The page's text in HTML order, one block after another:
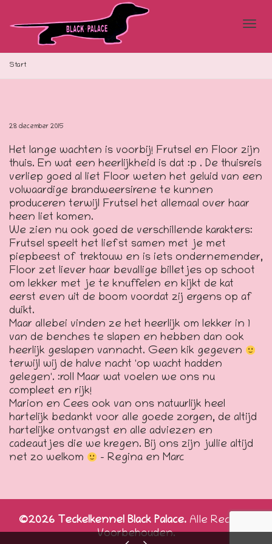
de
Start
28 december 2015
Het lange wachten is voorbij! Frutsel en Floor zijn
thuis. En wat een heerlijkheid is dat :p . De thuisreis
verliep goed al liet Floor weten het geluid van een
volwaardige brandweersirene te kunnen
produceren terwijl Frutsel het allemaal over haar
heen liet komen.
We zien nu ook goed de verschillende karakters:
Frutsel speelt het liefst samen met je met
piepbeest of trektouw en is iets ondernemender,
Floor zet liever haar bevallige billetjes op schoot
om lekker met je te knuffelen en kijkt de kat
eerst even uit de boom voordat zij ergens op af
duikt.
Maar allebei vinden ze het heerlijk om lekker in 1
van de benches te slapen en hebben dan ook
heerlijk geslapen vannacht. Geen kik gegeven
terwijl wij de halve nacht 'op wacht hadden
gelegen'. :roll Maar wat voelen we ons nu
compleet en rijk!
Marion en Cees ook van ons natuurlijk heel
hartelijk bedankt voor alle goede zorgen, de altijd
hartelijke ontvangst en alle adviezen en
cadeautjes die we kregen. Bij ons zijn jullie altijd
net zo welkom
– Regina en Marc
©2026 Teckelkennel Black Palace. Alle Rechten
Voorbehouden.